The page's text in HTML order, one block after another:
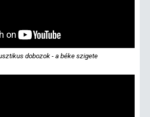
dobozok - a béke szigete